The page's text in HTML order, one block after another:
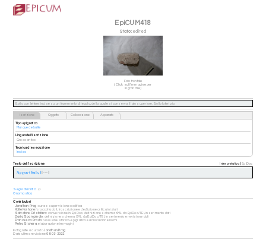
EpiCUM418
Stato:edited
Foto frontale
(Click sull'immagine per
ingrandire)
Bollo con lettere incise su un frammento di tegola, della quale si conserva il lato superiore. Bollo laterizio.
Iscrizione Oggetto Collocazione Apparato
Tipo epigrafico
Marque de balle
Lingua dell'iscrizione
Greco antico
Tecnica di esecuzione
Inciso
Testo dell'iscrizione Interpretativa EpiDoc
Ἀρχωνἰδα[ς][---]
Segni diacritici ⌕
Onomastica
Contributori
Jonathan Prag : cura e supervisione codifica
Kalle Korhonen : raccolta dati, trascrizione ed edizione critica iniziali
Salvatore Cristofaro: conversione in EpiDoc, definizione schema XML da EpiDoc/TEI, inserimento dati
Daria Spampinato: definizione schema XML da EpiDoc/TEI, inserimento e revisione dati
Francesca Prado : revisione storico-epigrafica e annotazione nomi
Pietro Sichera : elaborazione immagini
Fotografie a cura di:
Jonathan Prag
Data ultima revisione 09-03-2022